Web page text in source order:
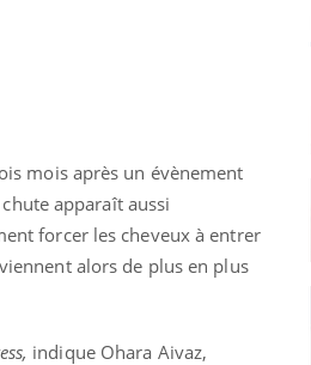
mois après un évènement
apparaît aussi
forcer les cheveux à entrer
alors de plus en plus
indique Ohara Aivaz,